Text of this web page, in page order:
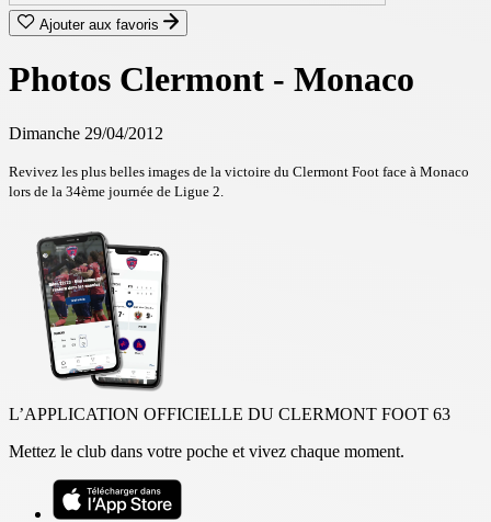
Ajouter aux favoris
Photos Clermont - Monaco
Dimanche 29/04/2012
Revivez les plus belles images de la victoire du Clermont Foot face à Monaco
lors de la 34ème journée de Ligue 2.
L’APPLICATION OFFICIELLE DU CLERMONT FOOT 63
Mettez le club dans votre poche et vivez chaque moment.